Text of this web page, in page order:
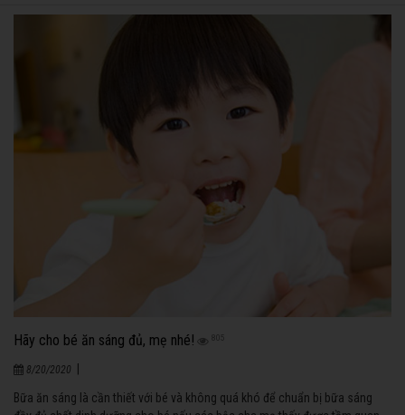
đến dư cân, béo phì…
Hãy cho bé ăn sáng đủ, mẹ nhé! 805
8/20/2020
Bữa ăn sáng là cần thiết với bé và không quá khó để chuẩn bị bữa sáng